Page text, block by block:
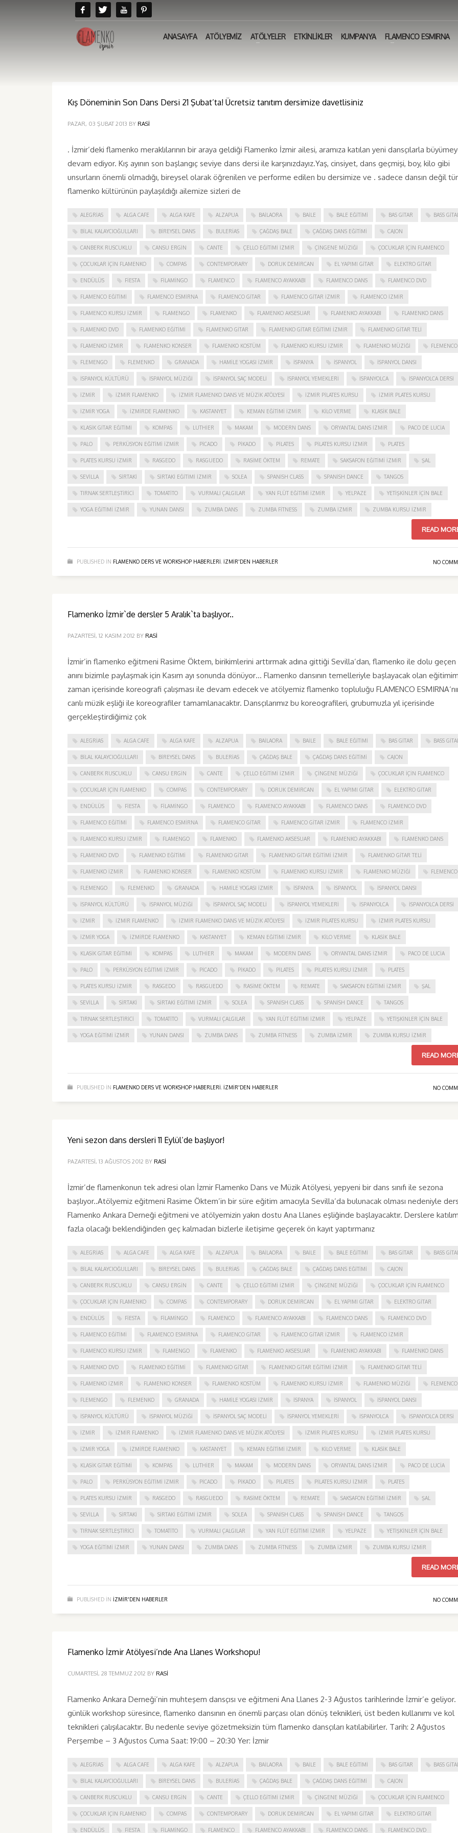
ANASAYFA ATÖLYEMİZ ATÖLYELER ETKİNLİKLER KUMPANYA FLAMENCO ESMIRNA
Kış Döneminin Son Dans Dersi 21 Şubat’ta! Ücretsiz tanıtım dersimize davetlisiniz
PAZAR, 03 ŞUBAT 2013 BY RASI
. İzmir’deki flamenko meraklılarının bir araya geldiği Flamenko İzmir ailesi, aramıza katılan yeni dansçılarla
devam ediyor. Kış ayının son başlangıç seviye dans dersi ile karşınızdayız.Yaş, cinsiyet, dans geçmişi, boy, kilo gibi
unsurların önemli olmadığı, bireysel olarak öğrenilen ve performe edilen bu dersimize ve . sadece dansın değil
flamenko kültürünün paylaşıldığı ailemize sizleri de
ALEGRIAS ALGA CAFE ALGA KAFE ALZAPUA BAILAORA BAILE BALE EĞITIMI BAS GITAR BASS
BILAL KALAYCIOĞULLARI BIREYSEL DANS BULERIAS ÇAĞDAŞ BALE ÇAĞDAŞ DANS EĞITIMI CAJON
CANBERK RUSCUKLU CANSU ERGIN CANTE ÇELLO EĞITIMI İZMIR ÇINGENE MÜZIĞI ÇOCUKLAR IÇIN FLAMENCO
ÇOCUKLAR IÇIN FLAMENKO COMPAS CONTEMPORARY DORUK DEMIRCAN EL YAPIMI GITAR ELEKTRO GITAR
ENDÜLÜS FIESTA FILAMINGO FLAMENCO FLAMENCO AYAKKABI FLAMENCO DANS FLAMENCO DVD
FLAMENCO EĞITIMI FLAMENCO ESMIRNA FLAMENCO GITAR FLAMENCO GITAR İZMIR FLAMENCO IZMIR
FLAMENCO KURSU İZMIR FLAMENGO FLAMENKO FLAMENKO AKSESUAR FLAMENKO AYAKKABI FLAMENKO DANS
FLAMENKO DVD FLAMENKO EĞITIMI FLAMENKO GITAR FLAMENKO GITAR EĞITIMI İZMIR FLAMENKO GITAR TELI
FLAMENKO IZMIR FLAMENKO KONSER FLAMENKO KOSTÜM FLAMENKO KURSU İZMIR FLAMENKO MÜZIĞI FLEMENCO
FLEMENGO FLEMENKO GRANADA HAMILE YOGASI İZMIR ISPANYA İSPANYOL İSPANYOL DANSI
İSPANYOL KÜLTÜRÜ İSPANYOL MÜZIĞI İSPANYOL SAÇ MODELI İSPANYOL YEMEKLERI İSPANYOLCA İSPANYOLCA DERSI
IZMIR IZMIR FLAMENKO İZMIR FLAMENKO DANS VE MÜZIK ATÖLYESI İZMIR PILATES KURSU İZMIR PLATES KURSU
İZMIR YOGA IZMIRDE FLAMENKO KASTANYET KEMAN EĞITIMI İZMIR KILO VERME KLASIK BALE
KLASIK GITAR EĞITIMI KOMPAS LUTHIER MAKAM MODERN DANS ORYANTAL DANS İZMIR PACO DE LUCIA
PALO PERKÜSYON EĞITIMI İZMIR PICADO PIKADO PILATES PILATES KURSU İZMIR PLATES
PLATES KURSU İZMIR RASGEDO RASGUEDO RASIME ÖKTEM REMATE SAKSAFON EĞITIMI İZMIR ŞAL
SEVILLA SIRTAKI SIRTAKI EĞITIMI İZMIR SOLEA SPANISH CLASS SPANISH DANCE TANGOS
TIRNAK SERTLEŞTIRICI TOMATITO VURMALI ÇALGILAR YAN FLÜT EĞITIMI İZMIR YELPAZE YETIŞKINLER IÇIN BALE
YOGA EĞITIMI İZMIR YUNAN DANSI ZUMBA DANS ZUMBA FITNESS ZUMBA İZMIR ZUMBA KURSU İZMIR
READ
PUBLISHED IN FLAMENKO DERS VE WORKSHOP HABERLERI, IZMIR'DEN HABERLER NO
Flamenko İzmir`de dersler 5 Aralık`ta başlıyor..
PAZARTESI, 12 KASIM 2012 BY RASI
İzmir’in flamenko eğitmeni Rasime Öktem, birikimlerini arttırmak adına gittiği Sevilla’dan, flamenko ile dolu geçen
anını bizimle paylaşmak için Kasım ayı sonunda dönüyor… Flamenko dansının temelleriyle başlayacak olan
zaman içerisinde koreografi çalışması ile devam edecek ve atölyemiz flamenko topluluğu FLAMENCO
canlı müzik eşliği ile koreografiler tamamlanacaktır. Dansçılarımız bu koreografileri, grubumuzla yıl içerisinde
gerçekleştirdiğimiz çok
ALEGRIAS ALGA CAFE ALGA KAFE ALZAPUA BAILAORA BAILE BALE EĞITIMI BAS GITAR BASS
BILAL KALAYCIOĞULLARI BIREYSEL DANS BULERIAS ÇAĞDAŞ BALE ÇAĞDAŞ DANS EĞITIMI CAJON
CANBERK RUSCUKLU CANSU ERGIN CANTE ÇELLO EĞITIMI İZMIR ÇINGENE MÜZIĞI ÇOCUKLAR IÇIN FLAMENCO
ÇOCUKLAR IÇIN FLAMENKO COMPAS CONTEMPORARY DORUK DEMIRCAN EL YAPIMI GITAR ELEKTRO GITAR
ENDÜLÜS FIESTA FILAMINGO FLAMENCO FLAMENCO AYAKKABI FLAMENCO DANS FLAMENCO DVD
FLAMENCO EĞITIMI FLAMENCO ESMIRNA FLAMENCO GITAR FLAMENCO GITAR İZMIR FLAMENCO IZMIR
FLAMENCO KURSU İZMIR FLAMENGO FLAMENKO FLAMENKO AKSESUAR FLAMENKO AYAKKABI FLAMENKO DANS
FLAMENKO DVD FLAMENKO EĞITIMI FLAMENKO GITAR FLAMENKO GITAR EĞITIMI İZMIR FLAMENKO GITAR TELI
FLAMENKO IZMIR FLAMENKO KONSER FLAMENKO KOSTÜM FLAMENKO KURSU İZMIR FLAMENKO MÜZIĞI FLEMENCO
FLEMENGO FLEMENKO GRANADA HAMILE YOGASI İZMIR ISPANYA İSPANYOL İSPANYOL DANSI
İSPANYOL KÜLTÜRÜ İSPANYOL MÜZIĞI İSPANYOL SAÇ MODELI İSPANYOL YEMEKLERI İSPANYOLCA İSPANYOLCA DERSI
IZMIR IZMIR FLAMENKO İZMIR FLAMENKO DANS VE MÜZIK ATÖLYESI İZMIR PILATES KURSU İZMIR PLATES KURSU
İZMIR YOGA IZMIRDE FLAMENKO KASTANYET KEMAN EĞITIMI İZMIR KILO VERME KLASIK BALE
KLASIK GITAR EĞITIMI KOMPAS LUTHIER MAKAM MODERN DANS ORYANTAL DANS İZMIR PACO DE LUCIA
PALO PERKÜSYON EĞITIMI İZMIR PICADO PIKADO PILATES PILATES KURSU İZMIR PLATES
PLATES KURSU İZMIR RASGEDO RASGUEDO RASIME ÖKTEM REMATE SAKSAFON EĞITIMI İZMIR ŞAL
SEVILLA SIRTAKI SIRTAKI EĞITIMI İZMIR SOLEA SPANISH CLASS SPANISH DANCE TANGOS
TIRNAK SERTLEŞTIRICI TOMATITO VURMALI ÇALGILAR YAN FLÜT EĞITIMI İZMIR YELPAZE YETIŞKINLER IÇIN BALE
YOGA EĞITIMI İZMIR YUNAN DANSI ZUMBA DANS ZUMBA FITNESS ZUMBA İZMIR ZUMBA KURSU İZMIR
READ
PUBLISHED IN FLAMENKO DERS VE WORKSHOP HABERLERI, IZMIR'DEN HABERLER NO
Yeni sezon dans dersleri 11 Eylül’de başlıyor!
PAZARTESI, 13 AĞUSTOS 2012 BY RASI
İzmir’de flamenkonun tek adresi olan İzmir Flamenko Dans ve Müzik Atölyesi, yepyeni bir dans sınıfı ile sezona
başlıyor..Atölyemiz eğitmeni Rasime Öktem’in bir süre eğitim amacıyla Sevilla’da bulunacak olması nedeniyle
Flamenko Ankara Derneği eğitmeni ve atölyemizin yakın dostu Ana Llanes eşliğinde başlayacaktır. Derslere
fazla olacağı beklendiğinden geç kalmadan bizlerle iletişime geçerek ön kayıt yaptırmanız
ALEGRIAS ALGA CAFE ALGA KAFE ALZAPUA BAILAORA BAILE BALE EĞITIMI BAS GITAR BASS
BILAL KALAYCIOĞULLARI BIREYSEL DANS BULERIAS ÇAĞDAŞ BALE ÇAĞDAŞ DANS EĞITIMI CAJON
CANBERK RUSCUKLU CANSU ERGIN CANTE ÇELLO EĞITIMI İZMIR ÇINGENE MÜZIĞI ÇOCUKLAR IÇIN FLAMENCO
ÇOCUKLAR IÇIN FLAMENKO COMPAS CONTEMPORARY DORUK DEMIRCAN EL YAPIMI GITAR ELEKTRO GITAR
ENDÜLÜS FIESTA FILAMINGO FLAMENCO FLAMENCO AYAKKABI FLAMENCO DANS FLAMENCO DVD
FLAMENCO EĞITIMI FLAMENCO ESMIRNA FLAMENCO GITAR FLAMENCO GITAR İZMIR FLAMENCO IZMIR
FLAMENCO KURSU İZMIR FLAMENGO FLAMENKO FLAMENKO AKSESUAR FLAMENKO AYAKKABI FLAMENKO DANS
FLAMENKO DVD FLAMENKO EĞITIMI FLAMENKO GITAR FLAMENKO GITAR EĞITIMI İZMIR FLAMENKO GITAR TELI
FLAMENKO IZMIR FLAMENKO KONSER FLAMENKO KOSTÜM FLAMENKO KURSU İZMIR FLAMENKO MÜZIĞI FLEMENCO
FLEMENGO FLEMENKO GRANADA HAMILE YOGASI İZMIR ISPANYA İSPANYOL İSPANYOL DANSI
İSPANYOL KÜLTÜRÜ İSPANYOL MÜZIĞI İSPANYOL SAÇ MODELI İSPANYOL YEMEKLERI İSPANYOLCA İSPANYOLCA DERSI
IZMIR IZMIR FLAMENKO İZMIR FLAMENKO DANS VE MÜZIK ATÖLYESI İZMIR PILATES KURSU İZMIR PLATES KURSU
İZMIR YOGA IZMIRDE FLAMENKO KASTANYET KEMAN EĞITIMI İZMIR KILO VERME KLASIK BALE
KLASIK GITAR EĞITIMI KOMPAS LUTHIER MAKAM MODERN DANS ORYANTAL DANS İZMIR PACO DE LUCIA
PALO PERKÜSYON EĞITIMI İZMIR PICADO PIKADO PILATES PILATES KURSU İZMIR PLATES
PLATES KURSU İZMIR RASGEDO RASGUEDO RASIME ÖKTEM REMATE SAKSAFON EĞITIMI İZMIR ŞAL
SEVILLA SIRTAKI SIRTAKI EĞITIMI İZMIR SOLEA SPANISH CLASS SPANISH DANCE TANGOS
TIRNAK SERTLEŞTIRICI TOMATITO VURMALI ÇALGILAR YAN FLÜT EĞITIMI İZMIR YELPAZE YETIŞKINLER IÇIN BALE
YOGA EĞITIMI İZMIR YUNAN DANSI ZUMBA DANS ZUMBA FITNESS ZUMBA İZMIR ZUMBA KURSU İZMIR
READ
PUBLISHED IN IZMIR'DEN HABERLER NO
Flamenko İzmir Atölyesi’nde Ana Llanes Workshopu!
CUMARTESI, 28 TEMMUZ 2012 BY RASI
Flamenko Ankara Derneği’nin muhteşem dansçısı ve eğitmeni Ana Llanes 2-3 Ağustos tarihlerinde İzmir’e geliyor.
günlük workshop süresince, flamenko dansının en önemli parçası olan dönüş teknikleri, üst beden kullanımı ve kol
teknikleri çalışılacaktır. Bu nedenle seviye gözetmeksizin tüm flamenko dansçıları katılabilirler. Tarih: 2 Ağustos
Perşembe – 3 Ağustos Cuma Saat: 19:00 – 20:30 Yer: İzmir
ALEGRIAS ALGA CAFE ALGA KAFE ALZAPUA BAILAORA BAILE BALE EĞITIMI BAS GITAR BASS
BILAL KALAYCIOĞULLARI BIREYSEL DANS BULERIAS ÇAĞDAŞ BALE ÇAĞDAŞ DANS EĞITIMI CAJON
CANBERK RUSCUKLU CANSU ERGIN CANTE ÇELLO EĞITIMI İZMIR ÇINGENE MÜZIĞI ÇOCUKLAR IÇIN FLAMENCO
ÇOCUKLAR IÇIN FLAMENKO COMPAS CONTEMPORARY DORUK DEMIRCAN EL YAPIMI GITAR ELEKTRO GITAR
ENDÜLÜS FIESTA FILAMINGO FLAMENCO FLAMENCO AYAKKABI FLAMENCO DANS FLAMENCO DVD